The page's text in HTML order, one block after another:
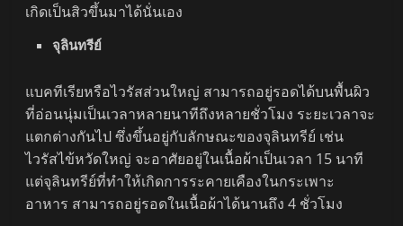
เกิดเป็นสิวขึ้นมาได้นั่นเอง
จุลินทรีย์
แบคทีเรียหรือไวรัสส่วนใหญ่ สามารถอยู่รอดได้บนพื้นผิว
ที่อ่อนนุ่มเป็นเวลาหลายนาทีถึงหลายชั่วโมง ระยะเวลาจะ
แตกต่างกันไป ซึ่งขึ้นอยู่กับลักษณะของจุลินทรีย์ เช่น
ไวรัสไข้หวัดใหญ่ จะอาศัยอยู่ในเนื้อผ้าเป็นเวลา 15 นาที
แต่จุลินทรีย์ที่ทำให้เกิดการระคายเคืองในกระเพาะ
อาหาร สามารถอยู่รอดในเนื้อผ้าได้นานถึง 4 ชั่วโมง